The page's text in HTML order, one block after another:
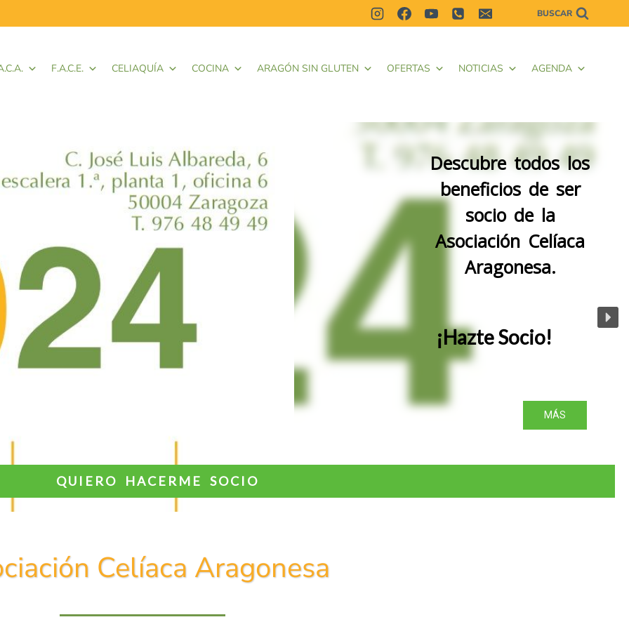
BUSCAR
F.A.C.E. CELIAQUÍA COCINA ARAGÓN SIN GLUTEN OFERTAS NOTICIAS AGENDA
Descubre todos los
beneficios de ser
socio de la
Asociación Celíaca
Aragonesa.
¡Hazte Socio!
MÁS
QUIERO HACERME SOCIO
Celíaca Aragonesa